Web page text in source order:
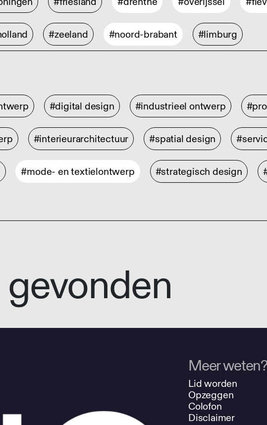
#zeeland #noord-brabant #limburg
#digital design #industrieel ontwerp
#interieurarchitectuur #spatial design
#mode- en textielontwerp #strategisch design
Meer
Lid worden
Opzeggen
Colofon
Disclaimer